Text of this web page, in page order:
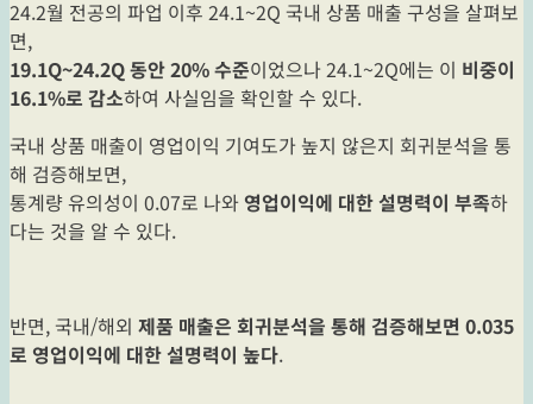
24.2월 전공의 파업 이후 24.1~2Q 국내 상품 매출 구성을 살펴보
면,
19.1Q~24.2Q 동안 20% 수준이었으나 24.1~2Q에는 이 비중이
16.1%로 감소하여 사실임을 확인할 수 있다.
국내 상품 매출이 영업이익 기여도가 높지 않은지 회귀분석을 통
해 검증해보면,
통계량 유의성이 0.07로 나와 영업이익에 대한 설명력이 부족하
다는 것을 알 수 있다.
반면, 국내/해외 제품 매출은 회귀분석을 통해 검증해보면 0.035
로 영업이익에 대한 설명력이 높다.